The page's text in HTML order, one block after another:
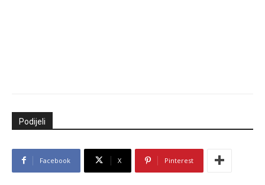
Podijeli
Facebook X Pinterest